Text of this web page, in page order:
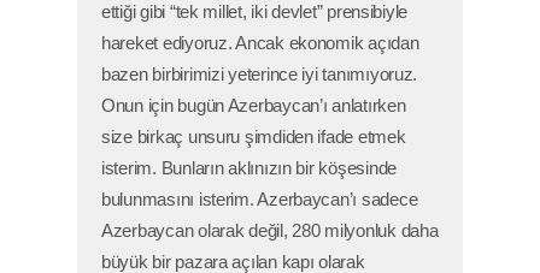
ettiği gibi “tek millet, iki devlet” prensibiyle
hareket ediyoruz. Ancak ekonomik açıdan
bazen birbirimizi yeterince iyi tanımıyoruz.
Onun için bugün Azerbaycan’ı anlatırken
size birkaç unsuru şimdiden ifade etmek
isterim. Bunların aklınızın bir köşesinde
bulunmasını isterim. Azerbaycan’ı sadece
Azerbaycan olarak değil, 280 milyonluk daha
büyük bir pazara açılan kapı olarak